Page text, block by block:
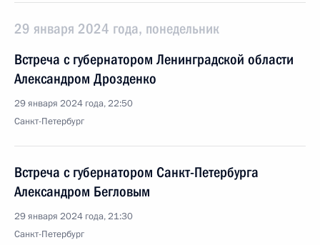
29 января 2024 года, понедельник
Встреча с губернатором Ленинградской области
Александром Дрозденко
29 января 2024 года, 22:50
Санкт-Петербург
Встреча с губернатором Санкт-Петербурга
Александром Бегловым
29 января 2024 года, 21:30
Санкт-Петербург